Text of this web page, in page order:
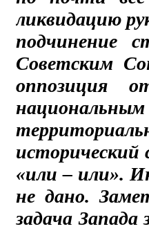
ликвидацию
подчинение
Советским
оппозиция
исторический
«или – или».
не дано.
задача